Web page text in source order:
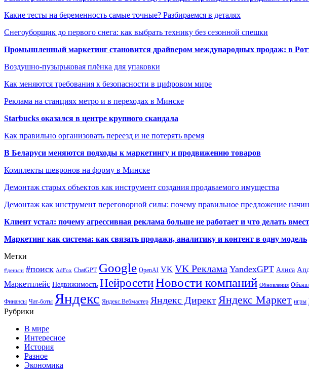
Какие тесты на беременность самые точные? Разбираемся в деталях
Снегоуборщик до первого снега: как выбрать технику без сезонной спешки
Промышленный маркетинг становится драйвером международных продаж: в
Воздушно-пузырьковая плёнка для упаковки
Как меняются требования к безопасности в цифровом мире
Реклама на станциях метро и в переходах в Минске
Starbucks оказался в центре крупного скандала
Как правильно организовать переезд и не потерять время
В Беларуси меняются подходы к маркетингу и продвижению товаров
Комплекты шевронов на форму в Минске
Демонтаж старых объектов как инструмент создания продаваемого имущества
Демонтаж как инструмент переговорной силы: почему правильное предложение
Клиент устал: почему агрессивная реклама больше не работает и что делать
Маркетинг как система: как связать продажи, аналитику и контент в одну модель
Метки
#деньги #поиск AdFox ChatGPT Google OpenAI VK VK Реклама YandexGPT Алиса
Маркетплейс Недвижимость НейросетиНовости компаний Обновления
Финансы Чат-боты Яндекс Яндекс.Вебмастер Яндекс Директ Яндекс Маркет игры
Рубрики
В мире
Интересное
История
Разное
Экономика